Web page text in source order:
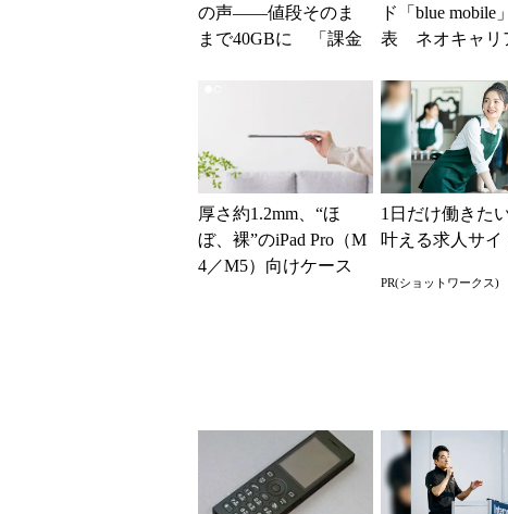
の声――値段そのま
まで40GBに 「課金
ド「blue mobile
表 ネオキャリ
厚さ約1.2mm、“ほ
ぼ、裸”のiPad Pro（M
4／M5）向けケース
1日だけ働きた
叶える求人サイ
PR(ショットワークス)